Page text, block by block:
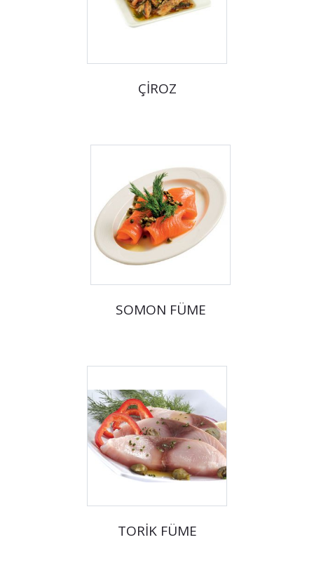
ÇİROZ
SOMON FÜME
TORİK FÜME